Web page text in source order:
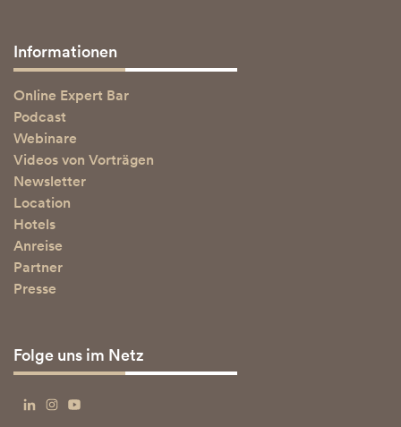
Informationen
Online Expert Bar
Podcast
Webinare
Videos von Vorträgen
Newsletter
Location
Hotels
Anreise
Partner
Presse
Folge uns im Netz